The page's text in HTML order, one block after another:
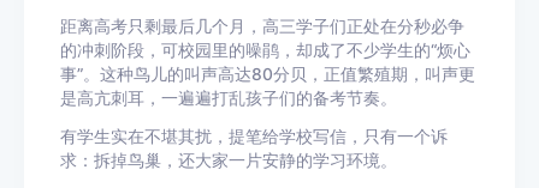
距离高考只剩最后几个月，高三学子们正处在分秒必争
的冲刺阶段，可校园里的噪鹃，却成了不少学生的“烦心
事”。这种鸟儿的叫声高达80分贝，正值繁殖期，叫声更
是高亢刺耳，一遍遍打乱孩子们的备考节奏。
有学生实在不堪其扰，提笔给学校写信，只有一个诉
求：拆掉鸟巢，还大家一片安静的学习环境。